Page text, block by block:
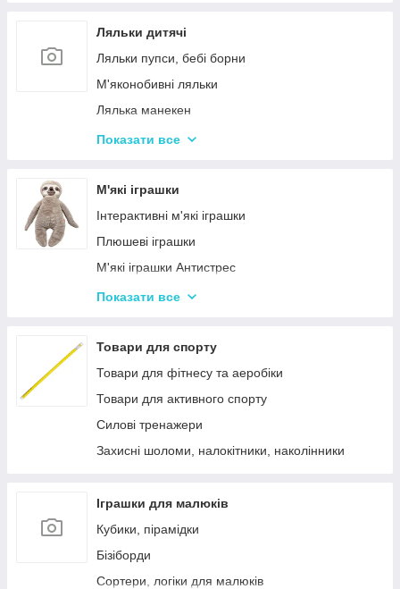
Дитячі ігрові набори для прибирання
Дитячі рольові набори лікаря
Дитячий ігровий набір кухня
Дитячий ігровий магазин, касса
Іграшковий салон краси, трюмо
Ляльки дитячі
Ляльки пупси, бебі борни
М'яконобивні ляльки
Лялька манекен
Барбі та схожі ляльки
Лялькові будиночки
Візочки для ляльок
Ліжечка для ляльок
Одяг та аксесуари для Ляльок
Показати все
М'які іграшки
Інтерактивні м'які іграшки
Плюшеві іграшки
М'які іграшки Антистрес
Іграшки для лялькового театру
Показати все
Товари для спорту
Товари для фітнесу та аеробіки
Товари для активного спорту
Силові тренажери
Захисні шоломи, налокітники, наколінники
Іграшки для малюків
Кубики, пірамідки
Бізіборди
Сортери, логіки для малюків